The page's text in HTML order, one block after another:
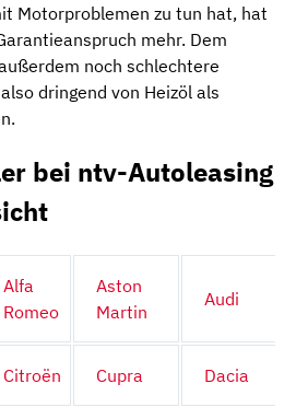
Motorproblemen zu tun hat, hat
mehr. Dem
noch schlechtere
dringend von Heizöl als
bei ntv-Autoleasing
Alfa
Romeo
Aston
Martin
Audi
Citroën Cupra Dacia